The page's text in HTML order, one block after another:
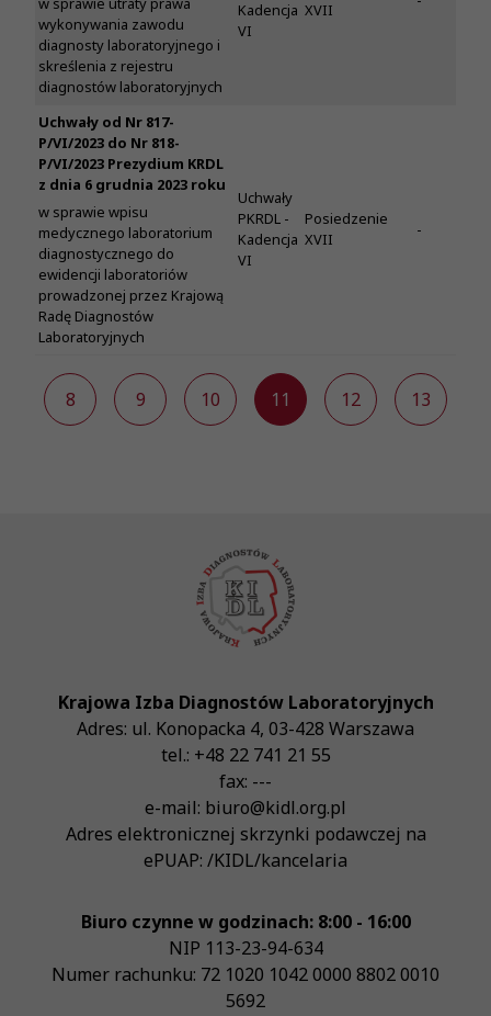
wykonywania zawodu
diagnosty laboratoryjnego i
skreślenia z rejestru
diagnostów laboratoryjnych
Kadencja
VI
XVII
Uchwały od Nr 817-
P/VI/2023 do Nr 818-
P/VI/2023 Prezydium KRDL
z dnia 6 grudnia 2023 roku
w sprawie wpisu
medycznego laboratorium
diagnostycznego do
ewidencji laboratoriów
prowadzonej przez Krajową
Radę Diagnostów
Laboratoryjnych
Uchwały
PKRDL -
Kadencja
VI
Posiedzenie
XVII
-
8 9 10 11 12 13
Krajowa Izba Diagnostów Laboratoryjnych
Adres: ul. Konopacka 4, 03-428 Warszawa
tel.: +48 22 741 21 55
fax: ---
e-mail: biuro@kidl.org.pl
Adres elektronicznej skrzynki podawczej na
ePUAP: /KIDL/kancelaria
Biuro czynne w godzinach: 8:00 - 16:00
NIP 113-23-94-634
Numer rachunku: 72 1020 1042 0000 8802 0010
5692